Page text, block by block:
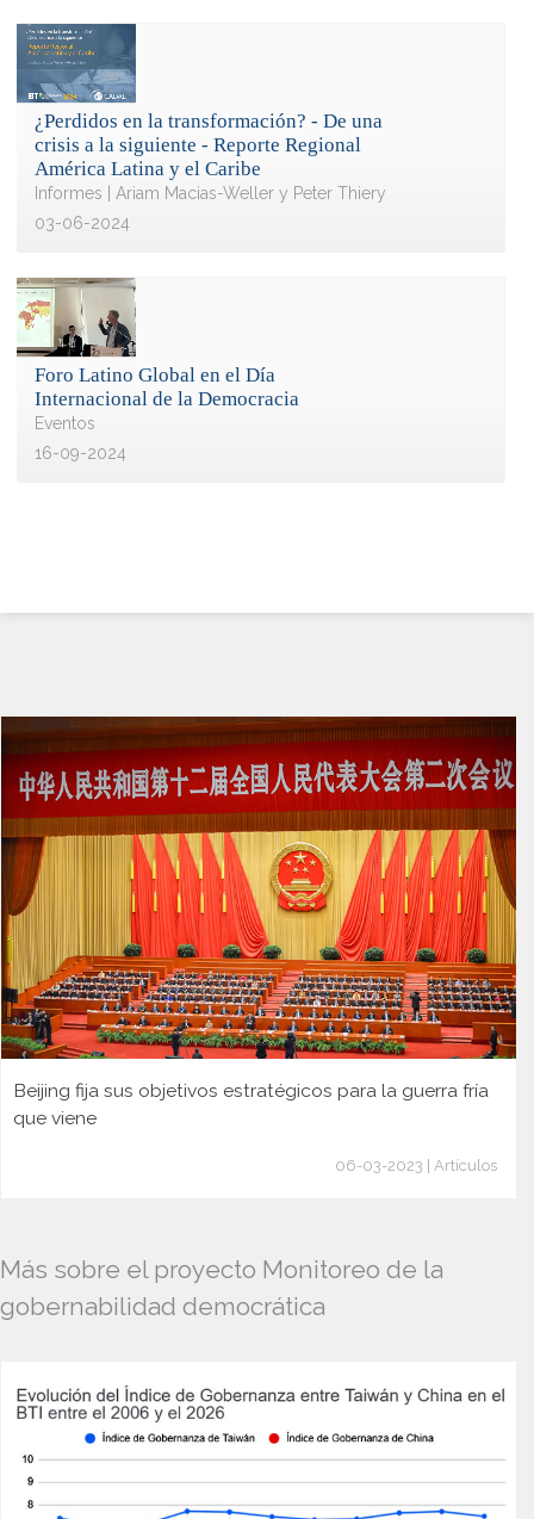
¿Perdidos en la transformación? - De una
crisis a la siguiente - Reporte Regional
América Latina y el Caribe
Informes | Ariam Macias-Weller y Peter Thiery
03-06-2024
Foro Latino Global en el Día
Internacional de la Democracia
Eventos
16-09-2024
Beijing fija sus objetivos estratégicos para la guerra fría
que viene
06-03-2023 | Artículos
Más sobre el proyecto Monitoreo de la
gobernabilidad democrática